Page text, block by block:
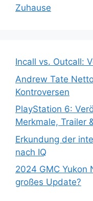
Zuhause
Incall vs. Outcall:
Andrew Tate
Kontroversen
PlayStation 6:
Merkmale, Trailer
Erkundung der
nach IQ
2024 GMC Yukon
großes Update?